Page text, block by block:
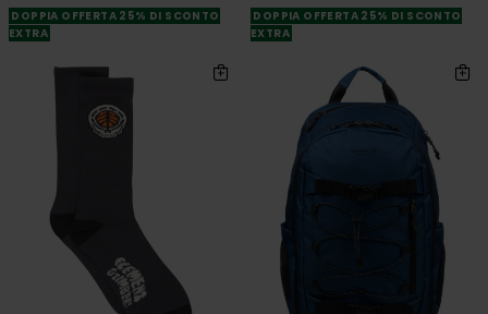
DOPPIA OFFERTA 25% DI SCONTO
EXTRA
DOPPIA OFFERTA 25% DI SCONTO
EXTRA